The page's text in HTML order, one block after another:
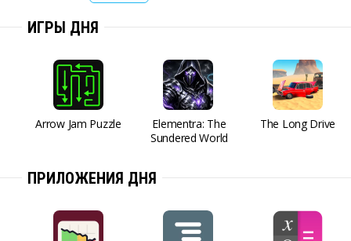
ИГРЫ ДНЯ
Arrow Jam Puzzle
Elementra: The
Sundered World
The Long Drive
ПРИЛОЖЕНИЯ ДНЯ